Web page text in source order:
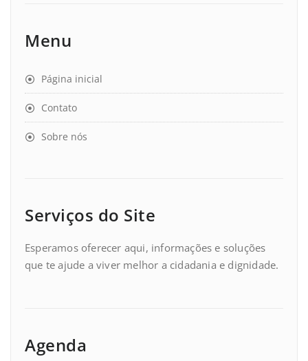
Menu
Página inicial
Contato
Sobre nós
Serviços do Site
Esperamos oferecer aqui, informações e soluções
que te ajude a viver melhor a cidadania e dignidade.
Agenda